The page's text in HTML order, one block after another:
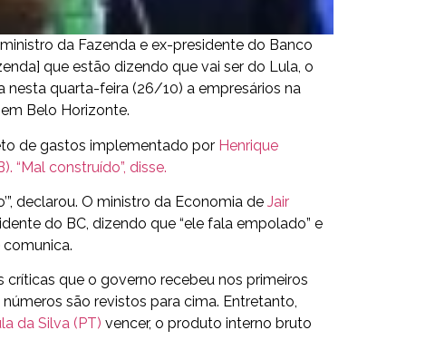
da Fazenda e ex-presidente do Banco
que estão dizendo que vai ser do Lula, o
nesta quarta-feira (26/10) a empresários na
Belo Horizonte.
de gastos implementado por Henrique
“Mal construído”, disse.
declarou. O ministro da Economia deJair
do BC, dizendo que “ele fala empolado” e
que o governo recebeu nos primeiros
são revistos para cima. Entretanto,
da Silva (PT) vencer, o produto interno bruto